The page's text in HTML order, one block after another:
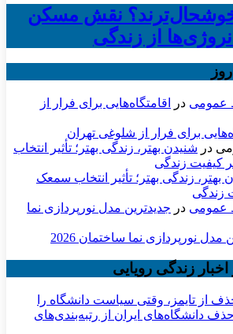
خوشحال‌ترند؟ نقش مسکن
از زندگی
عمومی در
اقامتگاه‌هایی برای فرار از
برای فرار از شلوغی تهران
در شنیدن بهتر، زندگی بهتر؛ تأثیر انتخاب
کیفیت زندگی
بهتر، زندگی بهتر؛ تأثیر انتخاب سمعک
زندگی
عمومی در جدیدترین مدل نورپردازی نما
مدل نورپردازی نما ساختمان 2026
زندگی رویایی